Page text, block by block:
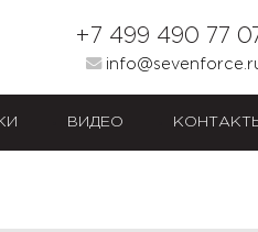
+7 499 490 77
ВИДЕО